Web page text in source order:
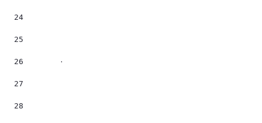
24
25
26
        <#else>
27
28